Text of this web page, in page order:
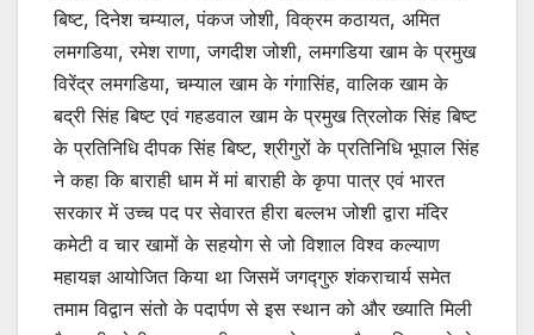
बिष्ट, दिनेश चम्याल, पंकज जोशी, विक्रम कठायत, अमित
लमगडिया, रमेश राणा, जगदीश जोशी, लमगडिया खाम के प्रमुख
विरेंद्र लमगडिया, चम्याल खाम के गंगासिंह, वालिक खाम के
बद्री सिंह बिष्ट एवं गहडवाल खाम के प्रमुख त्रिलोक सिंह बिष्ट
के प्रतिनिधि दीपक सिंह बिष्ट, श्रीगुरों के प्रतिनिधि भूपाल सिंह
ने कहा कि बाराही धाम में मां बाराही के कृपा पात्र एवं भारत
सरकार में उच्च पद पर सेवारत हीरा बल्लभ जोशी द्वारा मंदिर
कमेटी व चार खामों के सहयोग से जो विशाल विश्व कल्याण
महायज्ञ आयोजित किया था जिसमें जगद्गुरु शंकराचार्य समेत
तमाम विद्वान संतो के पदार्पण से इस स्थान को और ख्याति मिली